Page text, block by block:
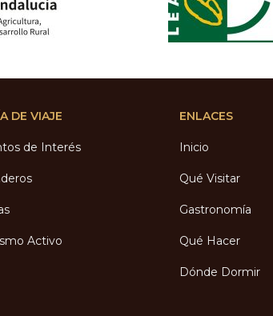
DE VIAJE
de Interés
Activo
ENLACES
Inicio
Qué Visitar
Gastronomía
Qué Hacer
Dónde Dormir